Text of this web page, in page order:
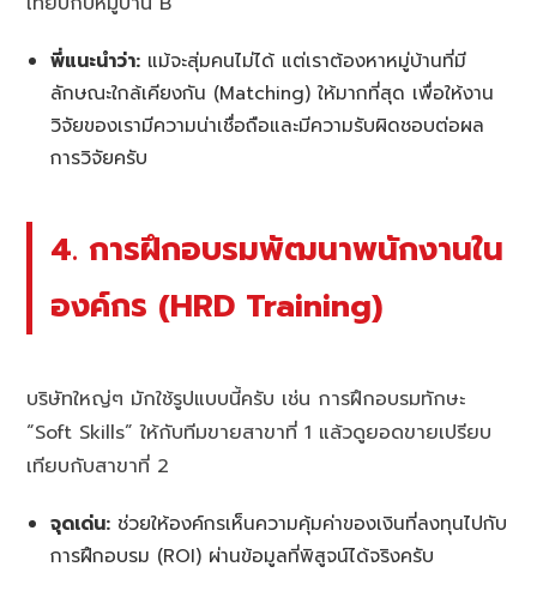
พี่แนะนำว่า: แม้จะสุ่มคนไม่ได้ แต่เราต้องหาหมู่บ้านที่มี
ลักษณะใกล้เคียงกัน (Matching) ให้มากที่สุด เพื่อให้งาน
วิจัยของเรามีความน่าเชื่อถือและมีความรับผิดชอบต่อผล
การวิจัยครับ
4. การฝึกอบรมพัฒนาพนักงานใน
องค์กร (HRD Training)
บริษัทใหญ่ๆ มักใช้รูปแบบนี้ครับ เช่น การฝึกอบรมทักษะ
“Soft Skills” ให้กับทีมขายสาขาที่ 1 แล้วดูยอดขายเปรียบ
เทียบกับสาขาที่ 2
จุดเด่น: ช่วยให้องค์กรเห็นความคุ้มค่าของเงินที่ลงทุนไปกับ
การฝึกอบรม (ROI) ผ่านข้อมูลที่พิสูจน์ได้จริงครับ